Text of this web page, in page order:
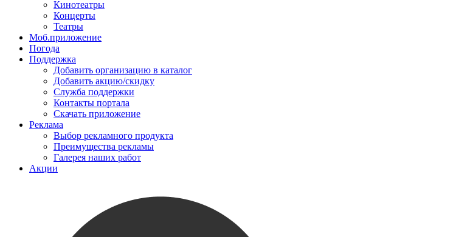
Кинотеатры
Концерты
Театры
Моб.приложение
Погода
Поддержка
Добавить организацию в каталог
Добавить акцию/скидку
Служба поддержки
Контакты портала
Скачать приложение
Реклама
Выбор рекламного продукта
Преимущества рекламы
Галерея наших работ
Акции